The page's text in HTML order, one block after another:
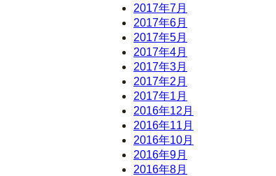
2017年7月
2017年6月
2017年5月
2017年4月
2017年3月
2017年2月
2017年1月
2016年12月
2016年11月
2016年10月
2016年9月
2016年8月